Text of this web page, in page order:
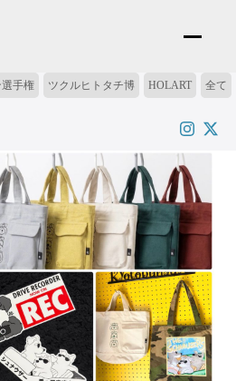
手権 ツクルヒトタチ博 HOLART 全て